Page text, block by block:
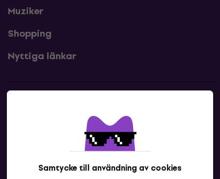
Samtycke till användning av cookies
Muziker
Shopping
Nyttiga länkar
Kontakta oss